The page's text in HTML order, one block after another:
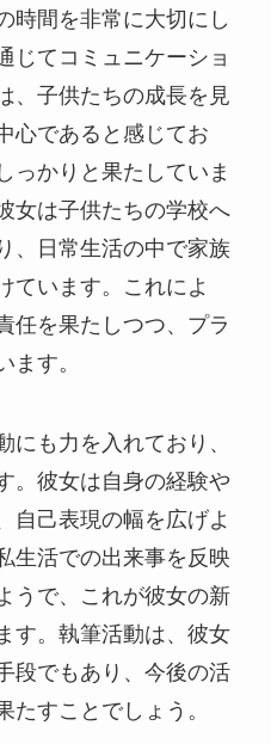
時間を非常に大切にし
じてコミュニケーショ
、子供たちの成長を見
心であると感じてお
っかりと果たしていま
女は子供たちの学校へ
、日常生活の中で家族
ています。これによ
任を果たしつつ、プラ
ます。
にも力を入れており、
。彼女は自身の経験や
自己表現の幅を広げよ
生活での出来事を反映
うで、これが彼女の新
す。執筆活動は、彼女
段でもあり、今後の活
たすことでしょう。